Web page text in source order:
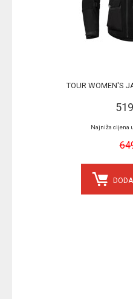
TOUR WOMEN'S
Najniža cijena